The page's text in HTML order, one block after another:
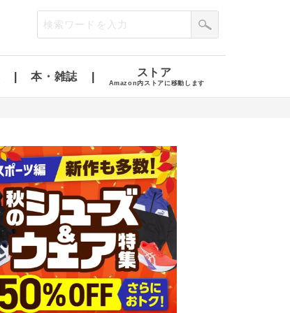
本・雑誌 ストア
Amazon内ストアに移動します